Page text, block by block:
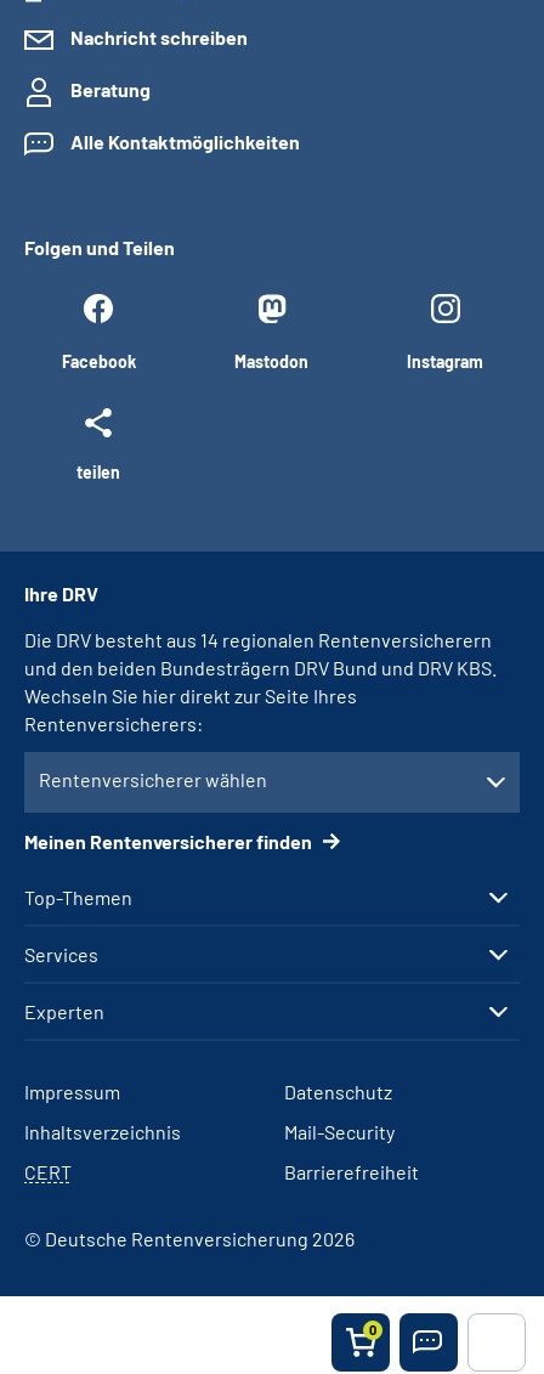
0
Nachricht schreiben
Beratung
Alle Kontaktmöglichkeiten
Folgen und Teilen
Facebook Mastodon Instagram
teilen
Top-Themen
Services
Experten
Ihre DRV
Die DRV besteht aus 14 regionalen Rentenversicherern
und den beiden Bundesträgern DRV Bund und DRV KBS.
Wechseln Sie hier direkt zur Seite Ihres
Rentenversicherers:
Rentenversicherer wählen
Meinen Rentenversicherer finden
Impressum
Datenschutz
Inhaltsverzeichnis
Mail-Security
CERT
Barrierefreiheit
© Deutsche Rentenversicherung 2026